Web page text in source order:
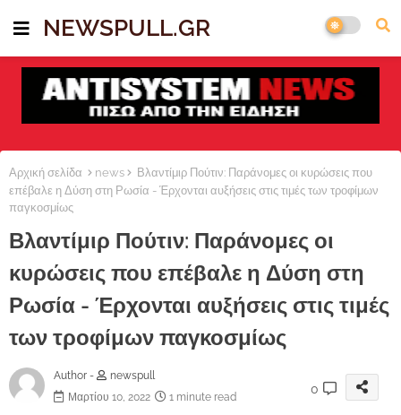
NEWSPULL.GR
Αρχική σελίδα news
Βλαντίμιρ Πούτιν: Παράνομες οι κυρώσεις που
επέβαλε η Δύση στη Ρωσία - Έρχονται αυξήσεις στις τιμές των τροφίμων
παγκοσμίως
Βλαντίμιρ Πούτιν: Παράνομες οι
κυρώσεις που επέβαλε η Δύση στη
Ρωσία - Έρχονται αυξήσεις στις τιμές
των τροφίμων παγκοσμίως
Author -
newspull
Μαρτίου 10, 2022
1 minute read
0